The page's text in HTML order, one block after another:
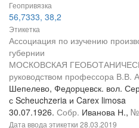
Геопривязка
56,7333, 38,2
Этикетка
Ассоциация по изучению
губернии
МОСКОВСКАЯ
руководством профессора В.В.
Шепелево, Федорцевск. вол.
с Scheuchzeria и Carex limosa
30.07.1926. Собр. Иванова Н., №
Дата ввода этикетки 28.03.2019